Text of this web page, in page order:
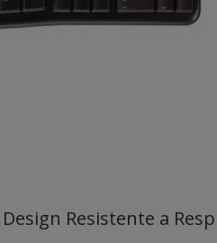
Resistente a